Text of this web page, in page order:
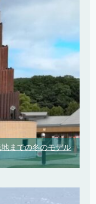
までの冬のモデル